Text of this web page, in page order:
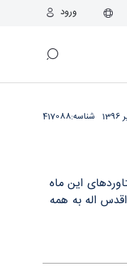
ورود
417088شناسه:
اين ماه
اله به همه